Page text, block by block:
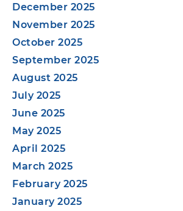
December 2025
November 2025
October 2025
September 2025
August 2025
July 2025
June 2025
May 2025
April 2025
March 2025
February 2025
January 2025